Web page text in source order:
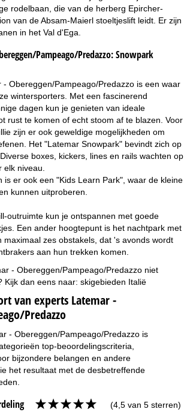
rodelbaan, die van de herberg Epircher-
van de Absam-Maierl stoeltjeslift leidt. Er zijn
in het Val d'Ega.
Pampeago/Predazzo:Snowpark
- Obereggen/Pampeago/Predazzo is een waar
wintersporters. Met een fascinerend
dagen kun je genieten van ideale
rust te komen of echt stoom af te blazen. Voor
zijn er ook geweldige mogelijkheden om
Het "Latemar Snowpark" bevindt zich op
boxes, kickers, lines en rails wachten op
elk niveau.
is er ook een "Kids Learn Park", waar de kleine
kunnen uitproberen.
outruimte kun je ontspannen met goede
Een ander hoogtepunt is het nachtpark met
maximaal zes obstakels, dat 's avonds wordt
aan hun trekken komen.
- Obereggen/Pampeago/Predazzo niet
Kijk dan eens naar: skigebieden Italië
van experts Latemar -
Predazzo
- Obereggen/Pampeago/Predazzo is
top-beoordelingscriteria,
bijzondere belangen en andere
het resultaat met de desbetreffende
(4,5 van 5 sterren)